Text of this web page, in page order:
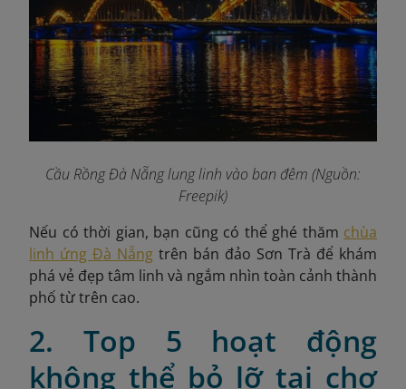
Cầu Rồng Đà Nẵng lung linh vào ban đêm (Nguồn:
Freepik)
Nếu có thời gian, bạn cũng có thể ghé thăm chùa
linh ứng Đà Nẵng trên bán đảo Sơn Trà để khám
phá vẻ đẹp tâm linh và ngắm nhìn toàn cảnh thành
phố từ trên cao.
2. Top 5 hoạt động
không thể bỏ lỡ tại chợ